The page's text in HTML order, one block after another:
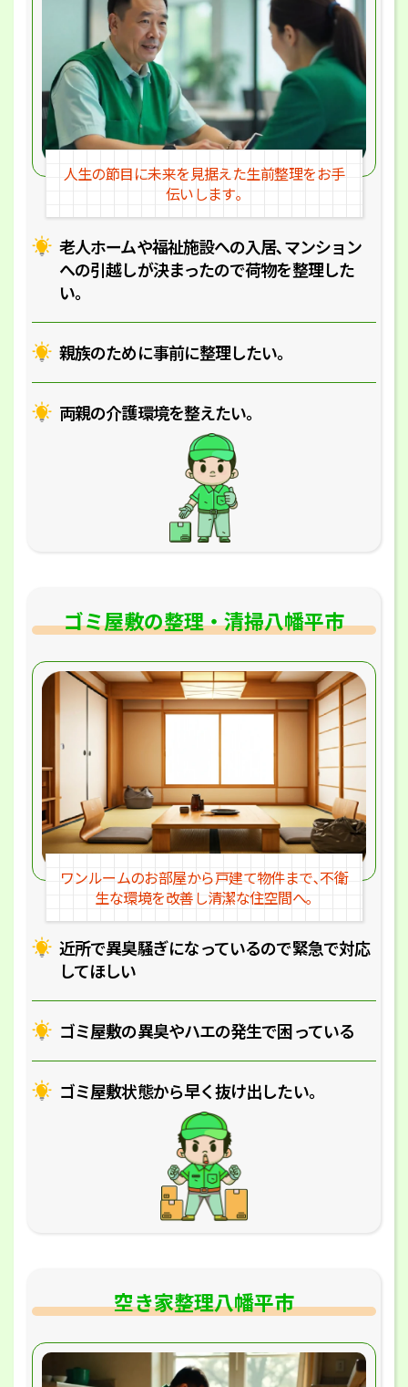
老人ホームや福祉施設への入居､マンション
への引越しが決まったので荷物を整理した
い｡
親族のために事前に整理したい｡
両親の介護環境を整えたい｡
人生の節目に未来を見据えた生前整理をお手
伝いします｡
ゴミ屋敷の整理・清掃八幡平市
近所で異臭騒ぎになっているので緊急で対応
してほしい
ゴミ屋敷の異臭やハエの発生で困っている
ゴミ屋敷状態から早く抜け出したい｡
ワンルームのお部屋から戸建て物件まで､不衛
生な環境を改善し清潔な住空間へ｡
空き家整理八幡平市